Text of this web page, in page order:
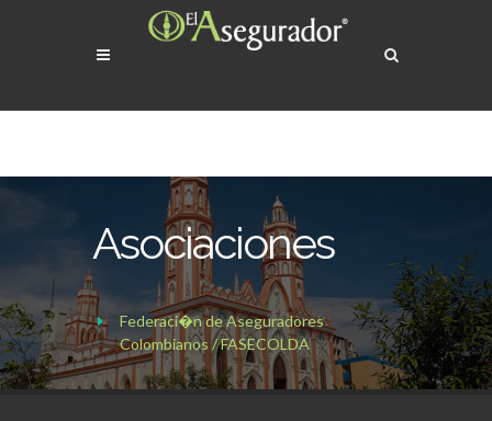
Asociaciones
Federaci�n de Aseguradores
Colombianos / FASECOLDA